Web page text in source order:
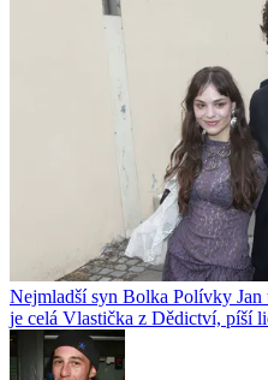
Nejmladší syn Bolka Polívky
je celá Vlastička z Dědictví, píší